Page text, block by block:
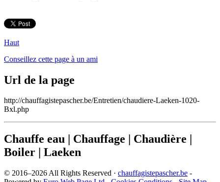
Haut
Conseillez cette page à un ami
Url de la page
http://chauffagistepascher.be/Entretien/chaudiere-Laeken-1020-
Bxl.php
Chauffe eau | Chauffage | Chaudière |
Boiler | Laeken
© 2016–2026 All Rights Reserved · chauffagistepascher.be -